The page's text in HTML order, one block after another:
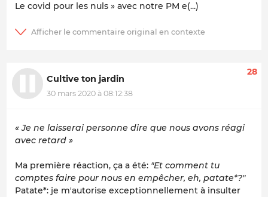
Le covid pour les nuls » avec notre PM e(...)
Cultive ton jardin
30 mars 2020 à 08:12:38
28
« Je ne laisserai personne dire que nous avons réagi
avec retard »
Ma première réaction, ça a été: "Et comment tu
comptes faire pour nous en empêcher, eh, patate*?"
Patate*: je m'autorise exceptionnellement à insulter